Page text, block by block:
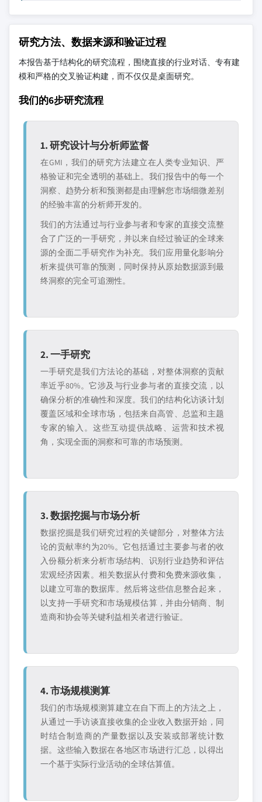
研究方法、数据来源和验证过程
本报告基于结构化的研究流程，围绕直接的行业对话、专有建
模和严格的交叉验证构建，而不仅仅是桌面研究。
我们的6步研究流程
1. 研究设计与分析师监督
在GMI，我们的研究方法建立在人类专业知识、严
格验证和完全透明的基础上。我们报告中的每一个
洞察、趋势分析和预测都是由理解您市场细微差别
的经验丰富的分析师开发的。
我们的方法通过与行业参与者和专家的直接交流整
合了广泛的一手研究，并以来自经过验证的全球来
源的全面二手研究作为补充。我们应用量化影响分
析来提供可靠的预测，同时保持从原始数据源到最
终洞察的完全可追溯性。
2. 一手研究
一手研究是我们方法论的基础，对整体洞察的贡献
率近乎80%。它涉及与行业参与者的直接交流，以
确保分析的准确性和深度。我们的结构化访谈计划
覆盖区域和全球市场，包括来自高管、总监和主题
专家的输入。这些互动提供战略、运营和技术视
角，实现全面的洞察和可靠的市场预测。
3. 数据挖掘与市场分析
数据挖掘是我们研究过程的关键部分，对整体方法
论的贡献率约为20%。它包括通过主要参与者的收
入份额分析来分析市场结构、识别行业趋势和评估
宏观经济因素。相关数据从付费和免费来源收集，
以建立可靠的数据库。然后将这些信息整合起来，
以支持一手研究和市场规模估算，并由分销商、制
造商和协会等关键利益相关者进行验证。
4. 市场规模测算
我们的市场规模测算建立在自下而上的方法之上，
从通过一手访谈直接收集的企业收入数据开始，同
时结合制造商的产量数据以及安装或部署统计数
据。这些输入数据在各地区市场进行汇总，以得出
一个基于实际行业活动的全球估算值。